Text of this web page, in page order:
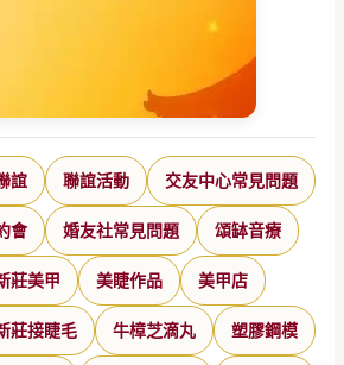
誼 聯誼活動 交友中心常見問題
會 婚友社常見問題 頌缽音療
莊美甲 美睫作品 美甲店
莊接睫毛 牛樟芝滴丸 塑膠鋼模